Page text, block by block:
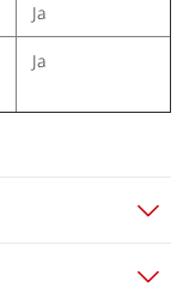
Ja
Ja